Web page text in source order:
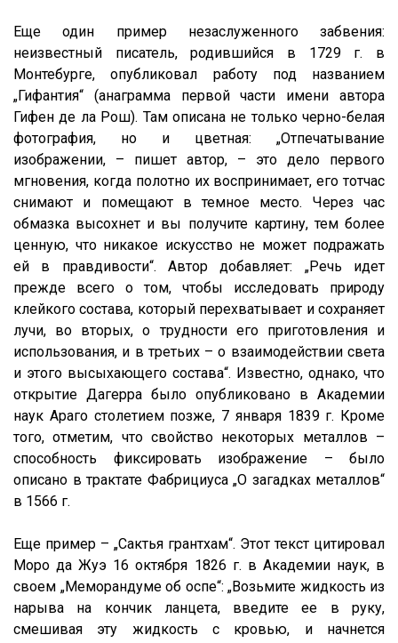
Еще один пример незаслуженного забвения:
неизвестный писатель, родившийся в 1729 г. в
Монтебурге, опубликовал работу под названием
„Гифантия“ (анаграмма первой части имени автора
Гифен де ла Рош). Там описана не только черно-белая
фотография, но и цветная: „Отпечатывание
изображении, – пишет автор, – это дело первого
мгновения, когда полотно их воспринимает, его тотчас
снимают и помещают в темное место. Через час
обмазка высохнет и вы получите картину, тем более
ценную, что никакое искусство не может подражать
ей в правдивости“. Автор добавляет: „Речь идет
прежде всего о том, чтобы исследовать природу
клейкого состава, который перехватывает и сохраняет
лучи, во вторых, о трудности его приготовления и
использования, и в третьих – о взаимодействии света
и этого высыхающего состава“. Известно, однако, что
открытие Дагерра было опубликовано в Академии
наук Араго столетием позже, 7 января 1839 г. Кроме
того, отметим, что свойство некоторых металлов –
способность фиксировать изображение – было
описано в трактате Фабрициуса „О загадках металлов“
в 1566 г.
Еще пример – „Сактья грантхам“. Этот текст цитировал
Моро да Жуэ 16 октября 1826 г. в Академии наук, в
своем „Меморандуме об оспе“: „Возьмите жидкость из
нарыва на кончик ланцета, введите ее в руку,
смешивая эту жидкость с кровью, и начнется